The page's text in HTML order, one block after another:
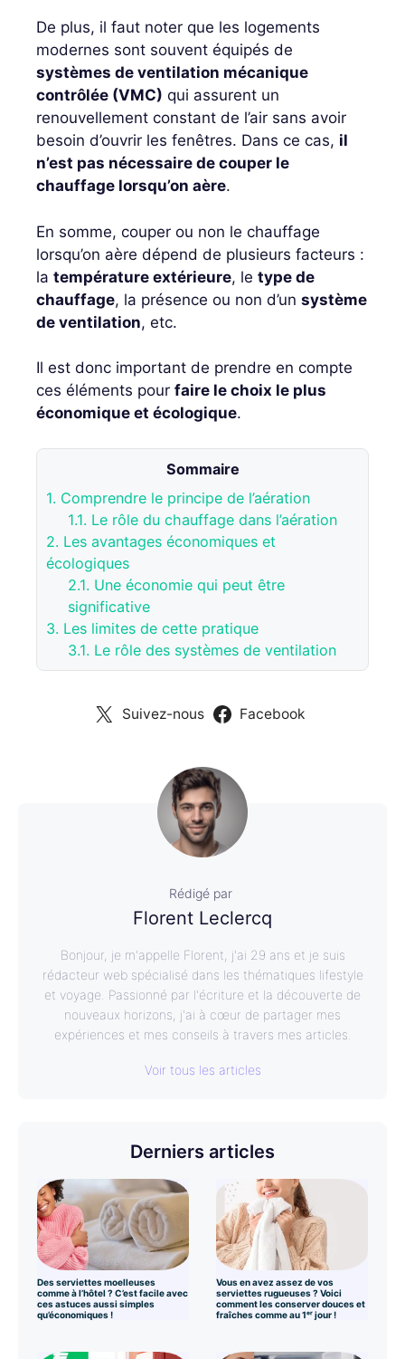
De plus, il faut noter que les logements
modernes sont souvent équipés de
systèmes de ventilation mécanique
contrôlée (VMC) qui assurent un
renouvellement constant de l’air sans avoir
besoin d’ouvrir les fenêtres. Dans ce cas, il
n’est pas nécessaire de couper le
chauffage lorsqu’on aère.
En somme, couper ou non le chauffage
lorsqu’on aère dépend de plusieurs facteurs :
la température extérieure, le type de
chauffage, la présence ou non d’un système
de ventilation, etc.
Il est donc important de prendre en compte
ces éléments pour faire le choix le plus
économique et écologique.
Sommaire
1. Comprendre le principe de l’aération
1.1. Le rôle du chauffage dans l’aération
2. Les avantages économiques et
écologiques
2.1. Une économie qui peut être
significative
3. Les limites de cette pratique
3.1. Le rôle des systèmes de ventilation
Suivez-nous Facebook
Rédigé par
Florent Leclercq
Bonjour, je m'appelle Florent, j'ai 29 ans et je suis
rédacteur web spécialisé dans les thématiques lifestyle
et voyage. Passionné par l'écriture et la découverte de
nouveaux horizons, j'ai à cœur de partager mes
expériences et mes conseils à travers mes articles.
Voir tous les articles
Derniers articles
Des serviettes moelleuses
comme à l’hôtel ? C’est facile avec
ces astuces aussi simples
qu’économiques !
Vous en avez assez de vos
serviettes rugueuses ? Voici
comment les conserver douces et
fraîches comme au 1ᵉʳ jour !